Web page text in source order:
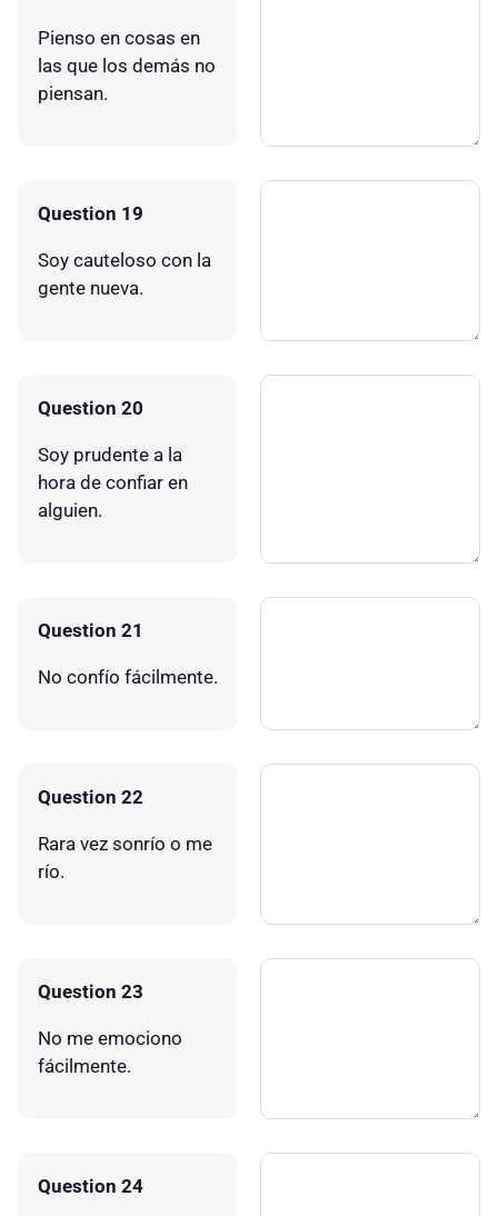
Pienso en cosas en
las que los demás no
piensan.
Question 19
Soy cauteloso con la
gente nueva.
Question 20
Soy prudente a la
hora de confiar en
alguien.
Question 21
No confío fácilmente.
Question 22
Rara vez sonrío o me
río.
Question 23
No me emociono
fácilmente.
Question 24